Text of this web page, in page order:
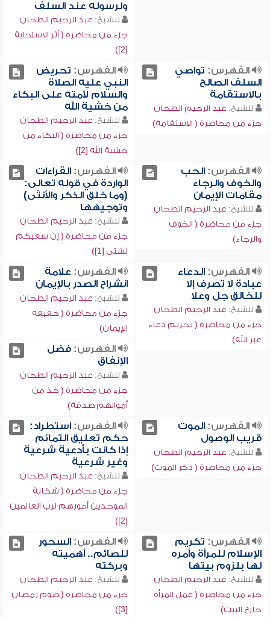
ولرسوله عند السلف
للشيخ: عبد الرحيم الطحان
جزء من محاضرة ( أثر الاستجابة
[2])
الفهرس: تواصي
السلف الصالح
بالاستقامة
للشيخ: عبد الرحيم الطحان
جزء من محاضرة ( الاستقامة)
الفهرس: تحريض
النبي عليه الصلاة
والسلام لأمته على البكاء
من خشية الله
للشيخ: عبد الرحيم الطحان
جزء من محاضرة ( البكاء من
خشية الله [2])
الفهرس:الحب
والخوف والرجاء
مقامات الإيمان
للشيخ: عبد الرحيم الطحان
جزء من محاضرة ( الخوف
والرجاء)
الفهرس:القراءات
الواردة في قوله تعالى:
(وما خلق الذكر والأنثى)
وتوجيهها
للشيخ: عبد الرحيم الطحان
جزء من محاضرة ( إن سعيكم
لشتى [1])
الفهرس:الدعاء
عبادة لا تصرف إلا
للخالق جل وعلا
للشيخ: عبد الرحيم الطحان
جزء من محاضرة ( تحريم دعاء
غير الله)
الفهرس: علامة
انشراح الصدر بالإيمان
للشيخ: عبد الرحيم الطحان
جزء من محاضرة ( حقيقة
الإيمان)
الفهرس:فضل
الإنفاق
للشيخ: عبد الرحيم الطحان
جزء من محاضرة ( خذ من
أموالهم صدقة)
الفهرس:الموت
قريب الوصول
للشيخ: عبد الرحيم الطحان
جزء من محاضرة ( ذكر الموت)
الفهرس:استطراد:
حكم تعليق التمائم
إذا كانت بأدعية شرعية
وغير شرعية
للشيخ: عبد الرحيم الطحان
جزء من محاضرة ( شكاية
الموحدين أمورهم لرب العالمين
[2])
الفهرس: تكريم
الإسلام للمرأة وأمره
لها بلزوم بيتها
للشيخ: عبد الرحيم الطحان
جزء من محاضرة ( عمل المرأة
خارج البيت)
الفهرس:السحور
للصائم.. أهميته
وبركته
للشيخ: عبد الرحيم الطحان
جزء من محاضرة ( صوم رمضان
[3])